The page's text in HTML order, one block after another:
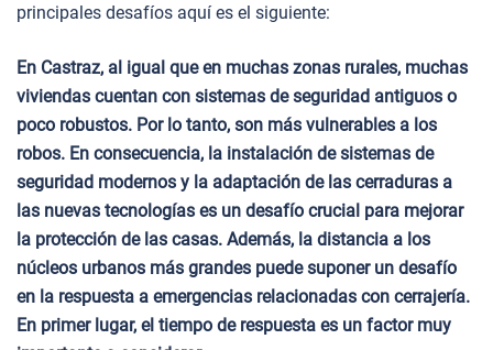
principales desafíos aquí es el siguiente:
En Castraz, al igual que en muchas zonas rurales, muchas
viviendas cuentan con sistemas de seguridad antiguos o
poco robustos. Por lo tanto, son más vulnerables a los
robos. En consecuencia, la instalación de sistemas de
seguridad modernos y la adaptación de las cerraduras a
las nuevas tecnologías es un desafío crucial para mejorar
la protección de las casas. Además, la distancia a los
núcleos urbanos más grandes puede suponer un desafío
en la respuesta a emergencias relacionadas con cerrajería.
En primer lugar, el tiempo de respuesta es un factor muy